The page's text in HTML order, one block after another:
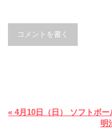
コメントを書く
«4月10日（日） ソフトボ
明